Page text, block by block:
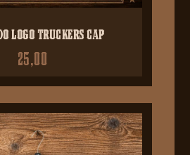
logo truckers cap
25,00